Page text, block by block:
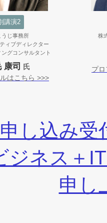
講演2
うじ事務所
ィブディレクター
グコンサルタント
康司 氏
はこちら >>>
株
プ
し込み受
ジネス＋
申し